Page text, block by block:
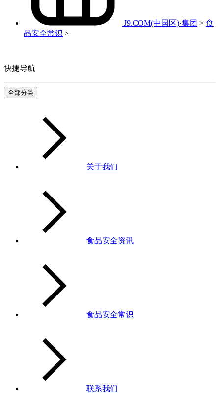
J9.COM(中国区)·集团 > 食
品安全常识 >
快捷导航
全部分类
关于我们
食品安全资讯
食品安全常识
联系我们